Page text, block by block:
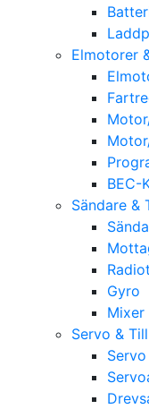
Elmotorer
BEC-
Sändare &
Gyro
Mixer
Servo &
Servo